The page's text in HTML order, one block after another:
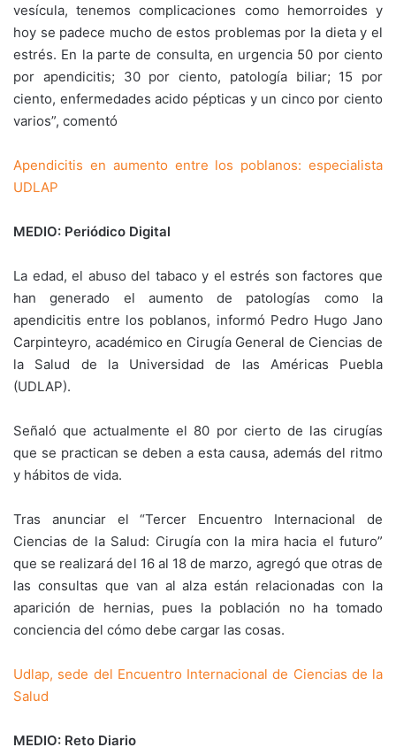
vesícula, tenemos complicaciones como hemorroides y
hoy se padece mucho de estos problemas por la dieta y el
estrés. En la parte de consulta, en urgencia 50 por ciento
por apendicitis; 30 por ciento, patología biliar; 15 por
ciento, enfermedades acido pépticas y un cinco por ciento
varios”, comentó
Apendicitis en aumento entre los poblanos: especialista
UDLAP
MEDIO: Periódico Digital
La edad, el abuso del tabaco y el estrés son factores que
han generado el aumento de patologías como la
apendicitis entre los poblanos, informó Pedro Hugo Jano
Carpinteyro, académico en Cirugía General de Ciencias de
la Salud de la Universidad de las Américas Puebla
(UDLAP).
Señaló que actualmente el 80 por cierto de las cirugías
que se practican se deben a esta causa, además del ritmo
y hábitos de vida.
Tras anunciar el “Tercer Encuentro Internacional de
Ciencias de la Salud: Cirugía con la mira hacia el futuro”
que se realizará del 16 al 18 de marzo, agregó que otras de
las consultas que van al alza están relacionadas con la
aparición de hernias, pues la población no ha tomado
conciencia del cómo debe cargar las cosas.
Udlap, sede del Encuentro Internacional de Ciencias de la
Salud
MEDIO: Reto Diario